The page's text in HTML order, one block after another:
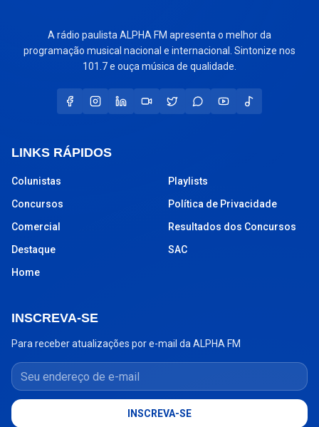
A rádio paulista ALPHA FM apresenta o melhor da
programação musical nacional e internacional. Sintonize nos
101.7 e ouça música de qualidade.
LINKS RÁPIDOS
Colunistas
Concursos
Comercial
Destaque
Home
Playlists
Política de Privacidade
Resultados dos Concursos
SAC
INSCREVA-SE
Para receber atualizações por e-mail da ALPHA FM
Seu endereço de e-mail
INSCREVA-SE